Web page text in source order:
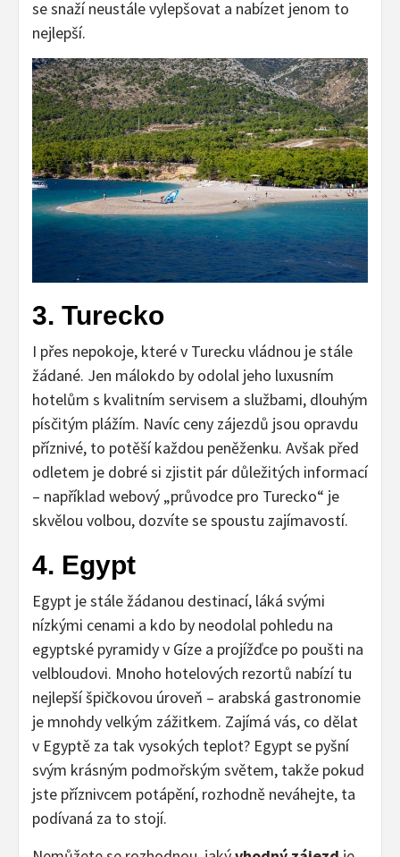
se snaží neustále vylepšovat a nabízet jenom to
nejlepší.
3. Turecko
I přes nepokoje, které v Turecku vládnou je stále
žádané. Jen málokdo by odolal jeho luxusním
hotelům s kvalitním servisem a službami, dlouhým
písčitým plážím. Navíc ceny zájezdů jsou opravdu
příznivé, to potěší každou peněženku. Avšak před
odletem je dobré si zjistit pár důležitých informací
– například webový „průvodce pro Turecko“ je
skvělou volbou, dozvíte se spoustu zajímavostí.
4. Egypt
Egypt je stále žádanou destinací, láká svými
nízkými cenami a kdo by neodolal pohledu na
egyptské pyramidy v Gíze a projížďce po poušti na
velbloudovi. Mnoho hotelových rezortů nabízí tu
nejlepší špičkovou úroveň – arabská gastronomie
je mnohdy velkým zážitkem. Zajímá vás, co dělat
v Egyptě za tak vysokých teplot? Egypt se pyšní
svým krásným podmořským světem, takže pokud
jste příznivcem potápění, rozhodně neváhejte, ta
podívaná za to stojí.